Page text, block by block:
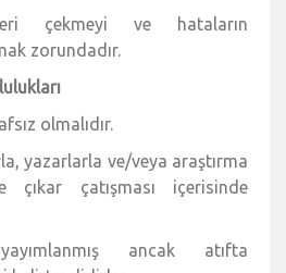
çekmeyi ve hataların
zorundadır.
olmalıdır.
yazarlarla ve/veya araştırma
çıkar çatışması içerisinde
ancak atıfta